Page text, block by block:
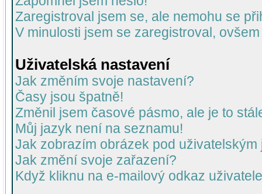
Zaregistroval jsem se, ale nemohu se
V minulosti jsem se zaregistroval,
Uživatelská nastavení
Jak změním svoje nastavení?
Časy jsou špatně!
Změnil jsem časové pásmo, ale je to
Můj jazyk není na seznamu!
Jak zobrazím obrázek pod uživatelským
Jak změní svoje zařazení?
Když kliknu na e-mailový odkaz